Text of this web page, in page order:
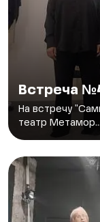
Встреча
На встречу
театр Метамор...